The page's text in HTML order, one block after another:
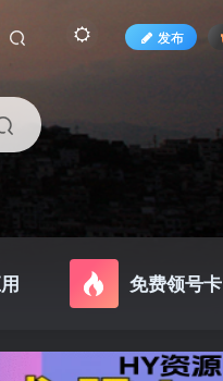
发布
免费领号卡